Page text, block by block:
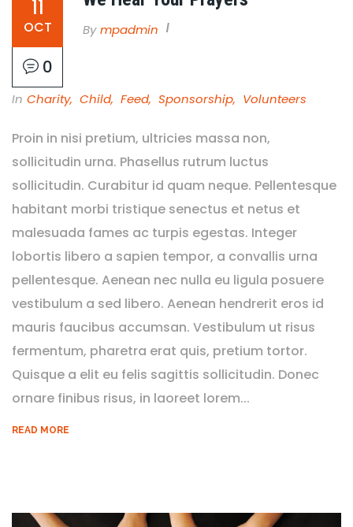
11
OCT
0
By Mpadmin
In Charity, Child, Feed, Sponsorship, Volunteers
Proin in nisi pretium, ultricies massa non,
sollicitudin urna. Phasellus rutrum luctus
sollicitudin. Curabitur id quam neque. Pellentesque
habitant morbi tristique senectus et netus et
malesuada fames ac turpis egestas. Integer
lobortis libero a sapien tempor, a convallis urna
pellentesque. Aenean nec nulla eu ligula posuere
vestibulum a sed libero. Aenean hendrerit eros id
mauris faucibus accumsan. Vestibulum ut risus
fermentum, pharetra erat quis, pretium tortor.
Quisque a elit eu felis sagittis sollicitudin. Donec
ornare finibus risus, in laoreet lorem...
READ MORE